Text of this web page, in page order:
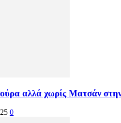
αλλά χωρίς Ματσάν
0